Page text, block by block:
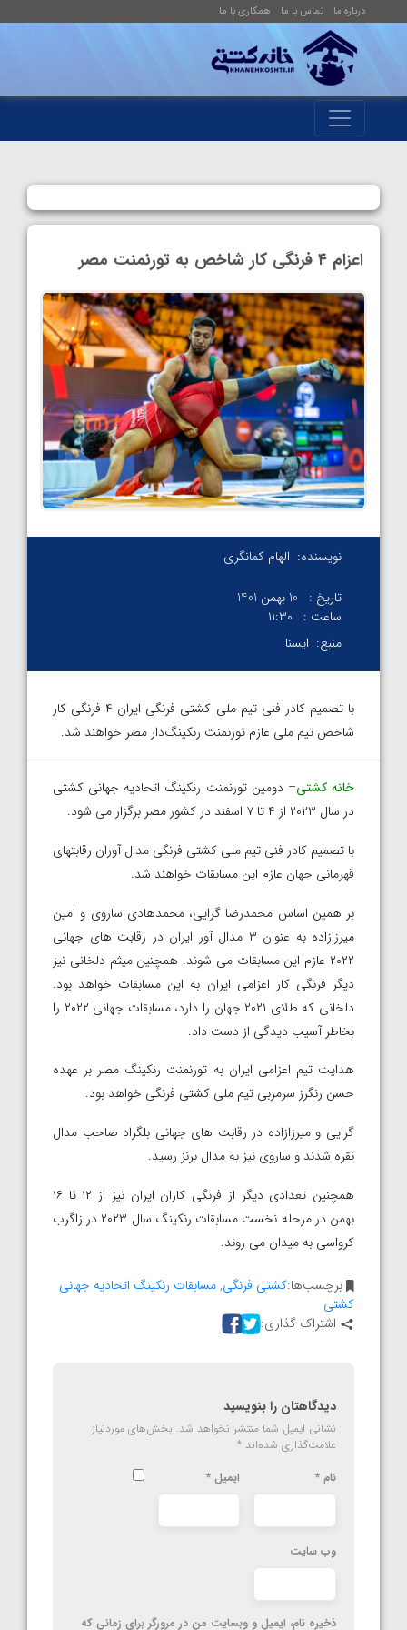
درباره ما تماس با ما همکاری با ما
اعزام ۴ فرنگی کار شاخص به تورنمنت مصر
نویسنده: الهام کمانگری
تاریخ :
10 بهمن 1401
ساعت :
۱۱:۳۰
منبع: ایسنا
با تصمیم کادر فنی تیم ملی کشتی فرنگی ایران ۴ فرنگی کار
شاخص تیم ملی عازم تورنمنت رنکینگ‌دار مصر خواهند شد.
خانه کشتی– دومین تورنمنت رنکینگ اتحادیه جهانی کشتی
در سال ۲۰۲۳ از ۴ تا ۷ اسفند در کشور مصر برگزار می شود.
با تصمیم کادر فنی تیم ملی کشتی فرنگی مدال آوران رقابتهای
قهرمانی جهان عازم این مسابقات خواهند شد.
بر همین اساس محمدرضا گرایی، محمدهادی ساروی و امین
میرزازاده به عنوان ۳ مدال آور ایران در رقابت های جهانی
۲۰۲۲ عازم این مسابقات می شوند. همچنین میثم دلخانی نیز
دیگر فرنگی کار اعزامی ایران به این مسابقات خواهد بود.
دلخانی که طلای ۲۰۲۱ جهان را دارد، مسابقات جهانی ۲۰۲۲ را
بخاطر آسیب دیدگی از دست داد.
هدایت تیم اعزامی ایران به تورنمنت رنکینگ مصر بر عهده
حسن رنگرز سرمربی تیم ملی کشتی فرنگی خواهد بود.
گرایی و میرزازاده در رقابت های جهانی بلگراد صاحب مدال
نقره شدند و ساروی نیز به مدال برنز رسید.
همچنین تعدادی دیگر از فرنگی کاران ایران نیز از ۱۲ تا ۱۶
بهمن در مرحله نخست مسابقات رنکینگ سال ۲۰۲۳ در زاگرب
کرواسی به میدان می روند.
برچسب‌ها:کشتی فرنگی,مسابقات رنکینگ اتحادیه جهانی
کشتی
اشتراک گذاری:
دیدگاهتان را بنویسید
نشانی ایمیل شما منتشر نخواهد شد. بخش‌های موردنیاز
علامت‌گذاری شده‌اند *
نام * ایمیل *
وب‌ سایت
ذخیره نام، ایمیل و وبسایت من در مرورگر برای زمانی که